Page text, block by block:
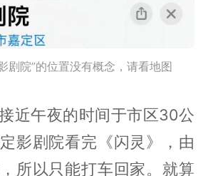
剧院”的位置没有概念，请看地图
近午夜的时间于市区30公
影剧院看完《闪灵》，由
所以只能打车回家。就算